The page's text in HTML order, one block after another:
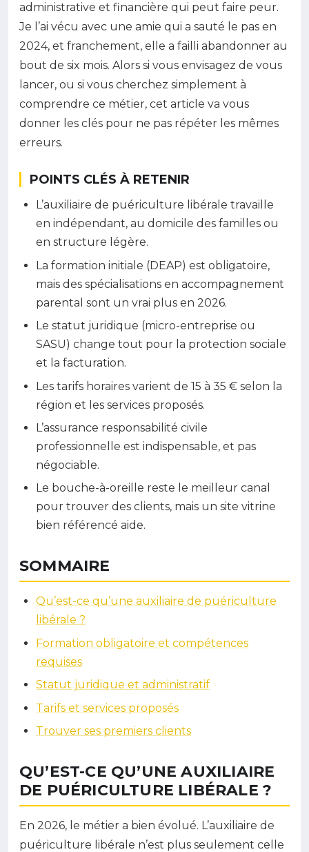
administrative et financière qui peut faire peur.
Je l’ai vécu avec une amie qui a sauté le pas en
2024, et franchement, elle a failli abandonner au
bout de six mois. Alors si vous envisagez de vous
lancer, ou si vous cherchez simplement à
comprendre ce métier, cet article va vous
donner les clés pour ne pas répéter les mêmes
erreurs.
POINTS CLÉS À RETENIR
L’auxiliaire de puériculture libérale travaille
en indépendant, au domicile des familles ou
en structure légère.
La formation initiale (DEAP) est obligatoire,
mais des spécialisations en accompagnement
parental sont un vrai plus en 2026.
Le statut juridique (micro-entreprise ou
SASU) change tout pour la protection sociale
et la facturation.
Les tarifs horaires varient de 15 à 35 € selon la
région et les services proposés.
L’assurance responsabilité civile
professionnelle est indispensable, et pas
négociable.
Le bouche-à-oreille reste le meilleur canal
pour trouver des clients, mais un site vitrine
bien référencé aide.
SOMMAIRE
Qu’est-ce qu’une auxiliaire de puériculture
libérale ?
Formation obligatoire et compétences
requises
Statut juridique et administratif
Tarifs et services proposés
Trouver ses premiers clients
QU’EST-CE QU’UNE AUXILIAIRE
DE PUÉRICULTURE LIBÉRALE ?
En 2026, le métier a bien évolué. L’auxiliaire de
puériculture libérale n’est plus seulement celle